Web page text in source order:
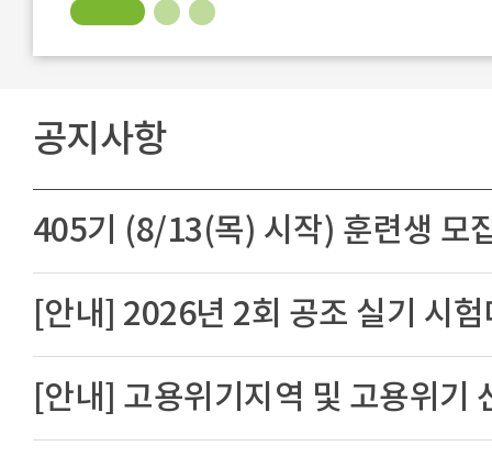
공지사항
405기 (8/13(목) 시작) 훈련생 모
[안내] 2026년 2회 공조 실기 시
[안내] 고용위기지역 및 고용위기